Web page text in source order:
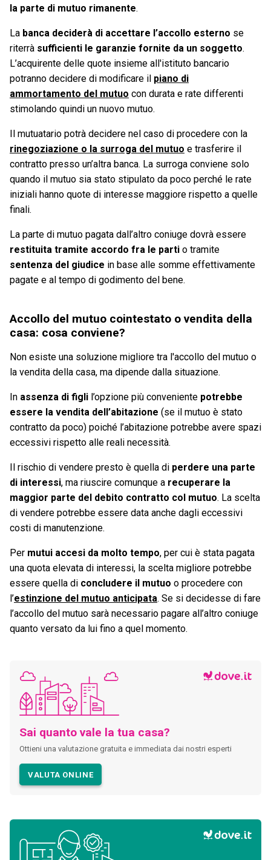
la parte di mutuo rimanente.
La banca deciderà di accettare l’accollo esterno se
riterrà sufficienti le garanzie fornite da un soggetto.
L’acquirente delle quote insieme all'istituto bancario
potranno decidere di modificare il piano di
ammortamento del mutuo con durata e rate differenti
stimolando quindi un nuovo mutuo.
Il mutuatario potrà decidere nel caso di procedere con la
rinegoziazione o la surroga del mutuo e trasferire il
contratto presso un’altra banca. La surroga conviene solo
quando il mutuo sia stato stipulato da poco perché le rate
iniziali hanno quote di interesse maggiore rispetto a quelle
finali.
La parte di mutuo pagata dall’altro coniuge dovrà essere
restituita tramite accordo fra le parti o tramite
sentenza del giudice in base alle somme effettivamente
pagate e al tempo di godimento del bene.
Accollo del mutuo cointestato o vendita della
casa: cosa conviene?
Non esiste una soluzione migliore tra l'accollo del mutuo o
la vendita della casa, ma dipende dalla situazione.
In assenza di figli l’opzione più conveniente potrebbe
essere la vendita dell’abitazione (se il mutuo è stato
contratto da poco) poiché l’abitazione potrebbe avere spazi
eccessivi rispetto alle reali necessità.
Il rischio di vendere presto è quella di perdere una parte
di interessi, ma riuscire comunque a recuperare la
maggior parte del debito contratto col mutuo. La scelta
di vendere potrebbe essere data anche dagli eccessivi
costi di manutenzione.
Per mutui accesi da molto tempo, per cui è stata pagata
una quota elevata di interessi, la scelta migliore potrebbe
essere quella di concludere il mutuo o procedere con
l’estinzione del mutuo anticipata. Se si decidesse di fare
l’accollo del mutuo sarà necessario pagare all’altro coniuge
quanto versato da lui fino a quel momento.
Sai quanto vale la tua casa?
Ottieni una valutazione gratuita e immediata dai nostri esperti
VALUTA ONLINE